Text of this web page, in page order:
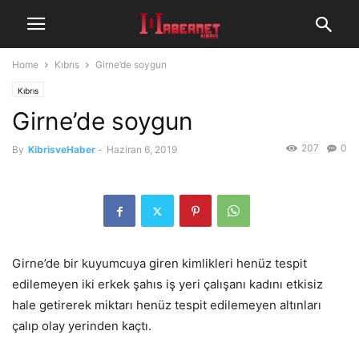
Home Kıbrıs Girne’de soygun
Kıbrıs
Girne’de soygun
By KibrisveHaber - Haziran 6, 2019 0
207
Girne’de bir kuyumcuya giren kimlikleri henüz tespit
edilemeyen iki erkek şahıs iş yeri çalışanı kadını etkisiz
hale getirerek miktarı henüz tespit edilemeyen altınları
çalıp olay yerinden kaçtı.